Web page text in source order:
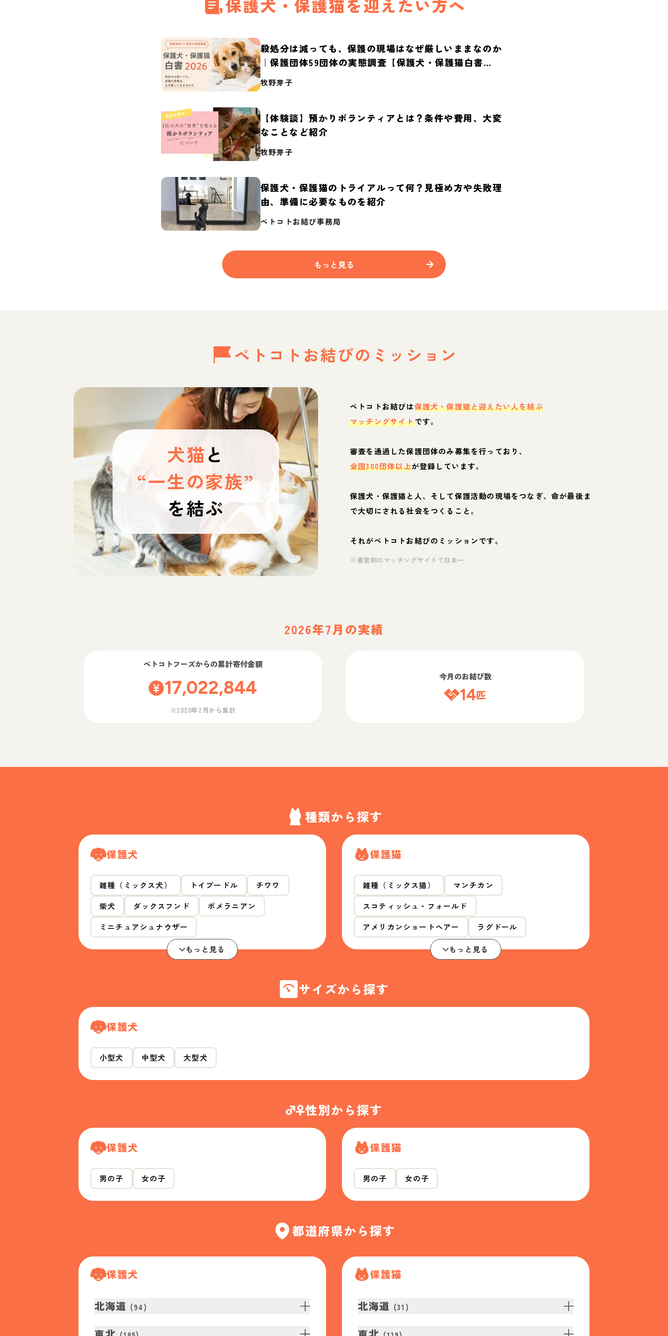
保護犬・保護猫を迎えたい方へ
殺処分は減っても、保護の現場はなぜ厳しいままなのか
｜保護団体59団体の実態調査【保護犬・保護猫白書
2026】
牧野芽子
【体験談】預かりボランティアとは？条件や費用、大変
なことなど紹介
牧野芽子
保護犬・保護猫のトライアルって何？見極め方や失敗理
由、準備に必要なものを紹介
ペトコトお結び事務局
もっと見る
ペトコトお結びの ミッション
犬猫と
“一生の家族”
を結ぶ
ペトコトお結びは保護犬・保護猫と迎えたい人を結ぶ
マッチングサイトです。
審査を通過した保護団体のみ募集を行っており、
全国300団体以上が登録しています。
保護犬・保護猫と人、そして保護活動の現場をつなぎ、命が最後ま
で大切にされる社会をつくること。
それがペトコトお結びのミッションです。
※審査制のマッチングサイトで日本一
2026年7月の実績
ペトコトフーズからの累計寄付金額
17,022,844
※2020年2月から集計
今月のお結び数
14匹
種類から探す
保護犬
雑種（ミックス犬） トイプードル
チワワ
柴犬
ダックスフンド
ポメラニアン
ミニチュアシュナウザー
もっと見る
保護猫
雑種（ミックス猫）
マンチカン
スコティッシュ・フォールド
アメリカンショートヘアー
ラグドール
もっと見る
サイズから探す
保護犬
小型犬 中型犬 大型犬
性別から探す
保護犬
男の子 女の子
保護猫
男の子 女の子
都道府県から探す
保護犬
北海道 (94)
保護猫
北海道 (31 )